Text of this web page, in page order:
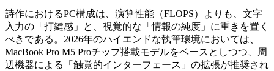
詩作におけるPC構成は、演算性能（FLOPS）よりも、文字
入力の「打鍵感」と、視覚的な「情報の純度」に重きを置く
べきである。2026年のハイエンドな執筆環境においては、
MacBook Pro M5 Proチップ搭載モデルをベースとしつつ、周
辺機器による「触覚的インターフェース」の拡張が推奨され